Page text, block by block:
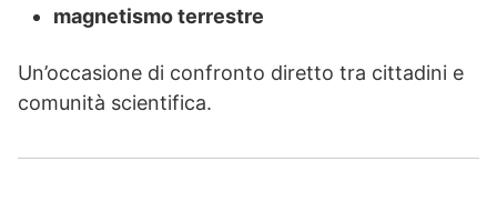
magnetismo terrestre
Un’occasione di confronto diretto tra cittadini e
comunità scientifica.